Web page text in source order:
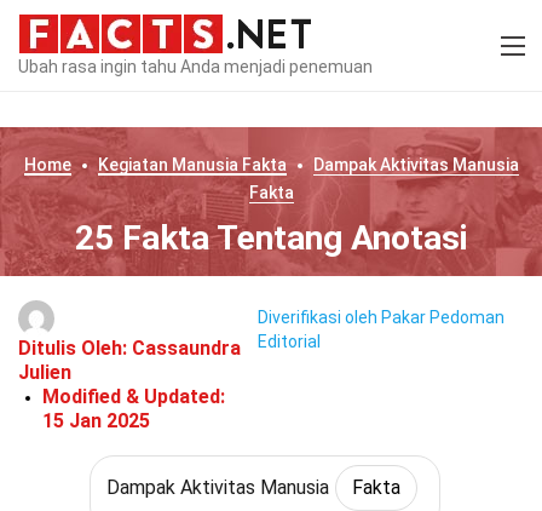
Ubah rasa ingin tahu Anda menjadi penemuan
Home Kegiatan Manusia Fakta
Dampak Aktivitas Manusia
Fakta
25 Fakta Tentang Anotasi
Ditulis Oleh: Cassaundra
Julien
Modified & Updated:
15 Jan 2025
Diverifikasi oleh Pakar Pedoman
Editorial
Dampak Aktivitas Manusia Fakta